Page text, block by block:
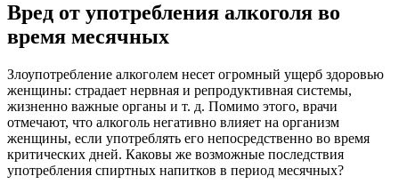
Вред от употребления алкоголя во
время месячных
Злоупотребление алкоголем несет огромный ущерб здоровью
женщины: страдает нервная и репродуктивная системы,
жизненно важные органы и т. д. Помимо этого, врачи
отмечают, что алкоголь негативно влияет на организм
женщины, если употреблять его непосредственно во время
критических дней. Каковы же возможные последствия
употребления спиртных напитков в период месячных?